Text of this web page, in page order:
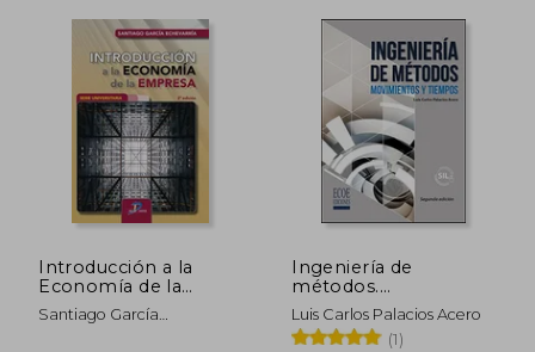
38,81 €
Introducción a la
Economía de la
empresa (in Spanish)
Santiago García
Ingeniería de
métodos.
Movimientos y
tiempos (in Spanish)
Luis Carlos Palacios Acero
(1)